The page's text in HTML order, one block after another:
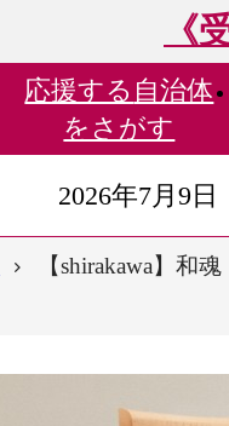
《
応援する 自治体
をさがす
2026年7月9日
【shirakawa】和